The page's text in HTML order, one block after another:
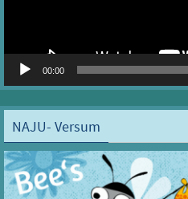
00:00
NAJU- Versum